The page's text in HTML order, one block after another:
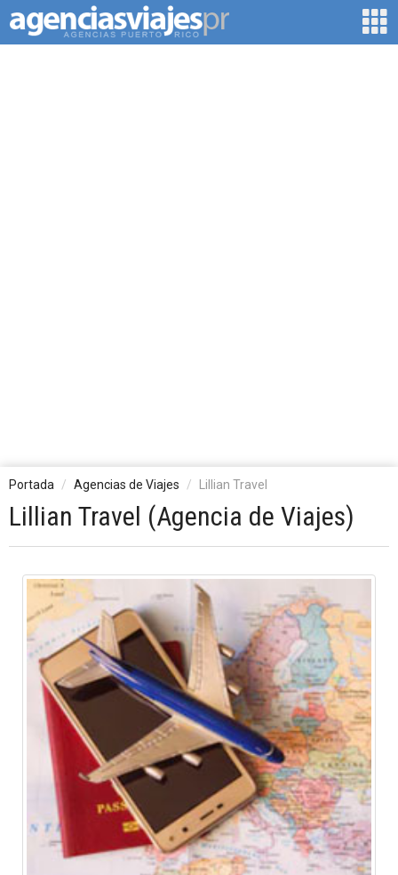
Portada Agencias de Viajes Lillian Travel
Lillian Travel (Agencia de Viajes)